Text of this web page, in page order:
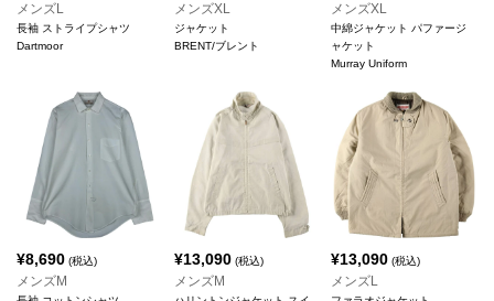
メンズL
長袖 ストライプシャツ
Dartmoor
メンズXL
ジャケット
BRENT/ブレント
メンズXL
中綿ジャケット パファージ
ャケット
Murray Uniform
¥8,690 (税込)
メンズM
¥13,090(税込)
メンズM
¥13,090 (税込)
メンズL